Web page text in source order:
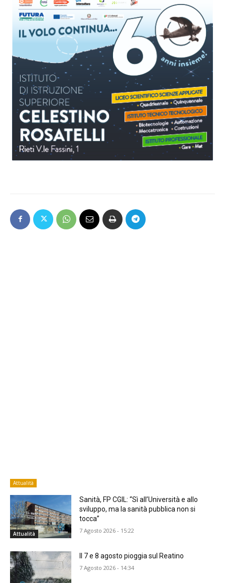
Attualità
Attualità
Sanità, FP CGIL: “Sì all’Università e allo
sviluppo, ma la sanità pubblica non si
tocca”
7 Agosto 2026 - 15:22
Il 7 e 8 agosto pioggia sul Reatino
7 Agosto 2026 - 14:34